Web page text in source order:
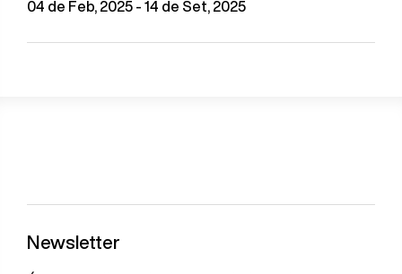
04 de Feb, 2025 - 14 de Set, 2025
Newsletter